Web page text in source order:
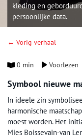
kleding en
persoonlijke data.
← Vorig verhaal
0 min Voorlezen
Symbool nieuwe
In ideële zin
harmonische
moest worden. Het
Mies Boissevain-van